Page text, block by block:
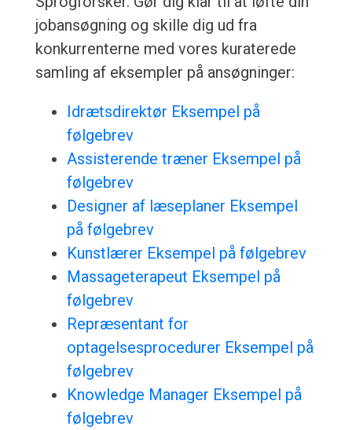
jobansøgning og skille dig ud fra
konkurrenterne med vores kuraterede
samling af eksempler på ansøgninger:
Idrætsdirektør Eksempel på
følgebrev
Assisterende træner Eksempel på
følgebrev
Designer af læseplaner Eksempel
på følgebrev
Kunstlærer Eksempel på følgebrev
Massageterapeut Eksempel på
følgebrev
Repræsentant for
optagelsesprocedurer Eksempel på
følgebrev
Knowledge Manager Eksempel på
følgebrev